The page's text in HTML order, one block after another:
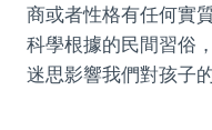
商或者性格有任何實
科學根據的民間習俗
迷思影響我們對孩子的